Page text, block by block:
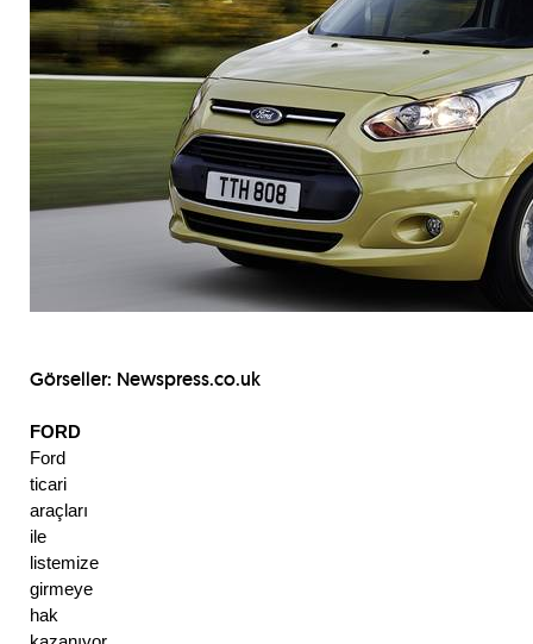
Görseller: Newspress.co.uk
FORD
Ford
ticari
araçları
ile
listemize
girmeye
hak